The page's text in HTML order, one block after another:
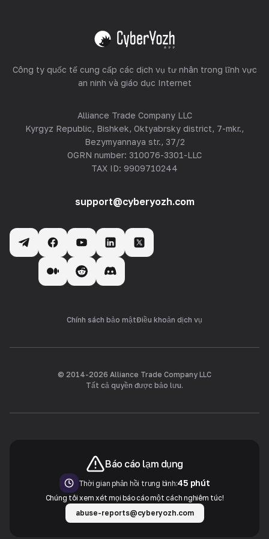
Xem tất cả
Công ty quốc tế cung cấp các dịch vụ tư nhân trong lĩnh vực
an ninh và giáo dục Internet
Alliance Trade Company LLC
Kyrgyz Republic, Bishkek, Oktyabrsky district, 7-mkr.,
Bezymyannaya str., 37/2
OGRN number: 310076-3301-LLC
TAX ID: 9909710244
support@cyberyozh.com
Chính sách bảo mậtĐiều khoản dịch vụ
© 2014-2026 Alliance Trade Company LLC
Tất cả quyền được bảo lưu.
Báo cáo lạm dụng
Thời gian phản hồi trung bình:45 phút
Chúng tôi xem xét mọi báo cáo một cách nghiêm túc!
abuse-reports@cyberyozh.com